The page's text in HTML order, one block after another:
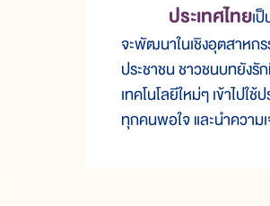
ประเทศไทยเ
จะพัฒนาในเชิงอุตสาหก
ประชาชน ชาวชนบทยัง
เทคโนโลยีใหม่ๆ เข้าไป
ทุกคนพอใจ และนำควา